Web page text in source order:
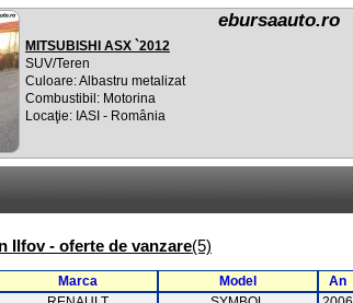
ebursaauto.ro
MITSUBISHI ASX `2012
SUV/Teren
Culoare: Albastru metalizat
Combustibil: Motorina
Locaţie: IASI - România
Ilfov - oferte de vanzare(5)
Marca Model An